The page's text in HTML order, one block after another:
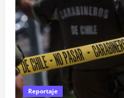
a
d
a
s
Reportaje